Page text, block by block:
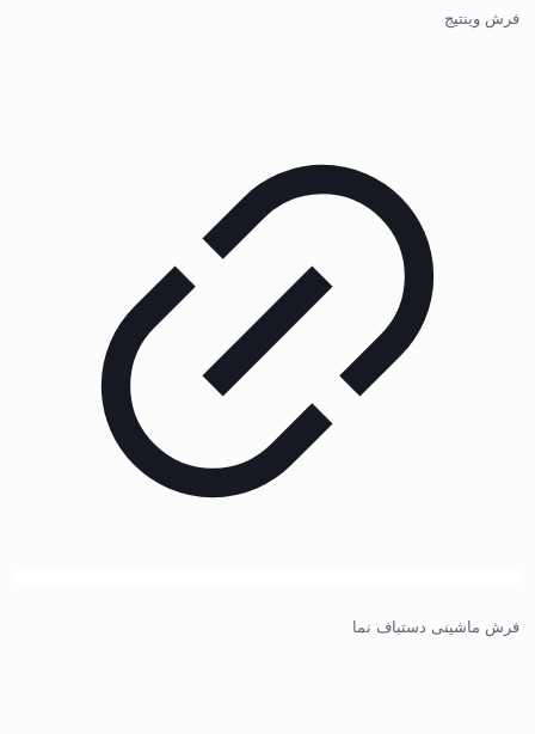
فرش وینتیج
فرش ماشینی دستباف نما